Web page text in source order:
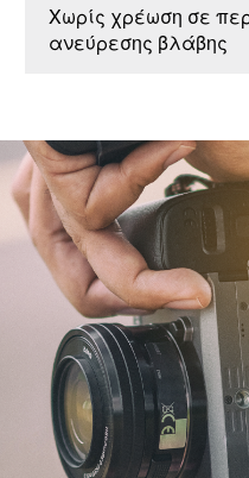
Χωρίς χρέωση σε
ανεύρεσης βλάβης